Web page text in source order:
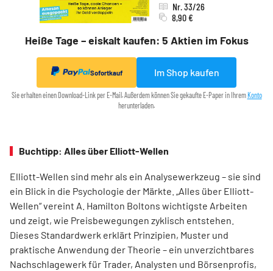
Heiße Tage – eiskalt kaufen: 5 Aktien im Fokus
Nr. 33/26
8,90 €
Sofortkauf Im Shop kaufen
Sie erhalten einen Download-Link per E-Mail. Außerdem können Sie gekaufte E-Paper in Ihrem Konto
herunterladen.
Buchtipp: Alles über Elliott-Wellen
Elliott-Wellen sind mehr als ein Analysewerkzeug – sie sind
ein Blick in die Psychologie der Märkte. „Alles über Elliott-
Wellen“ vereint A. Hamilton Boltons wichtigste Arbeiten
und zeigt, wie Preisbewegungen zyklisch entstehen.
Dieses Standardwerk erklärt Prinzipien, Muster und
praktische Anwendung der Theorie – ein unverzichtbares
Nachschlagewerk für Trader, Analysten und Börsenprofis,